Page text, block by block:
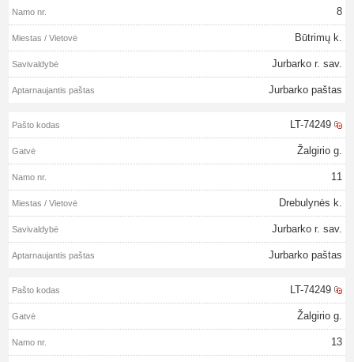
8
Būtrimų k.
Jurbarko r. sav.
Jurbarko paštas
LT-74249
Žalgirio g.
11
Drebulynės k.
Jurbarko r. sav.
Jurbarko paštas
LT-74249
Žalgirio g.
13